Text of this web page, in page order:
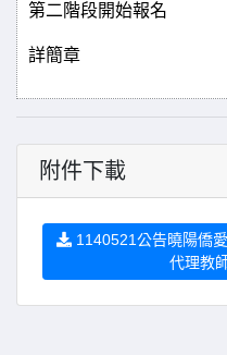
第二階段開始報名
詳簡章
附件下載
1140521公告曉陽僑
代理教